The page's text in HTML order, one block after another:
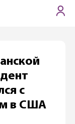
с
в США